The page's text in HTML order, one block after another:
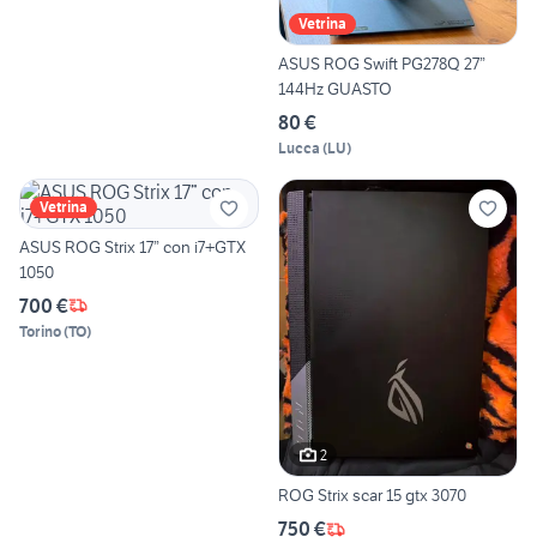
Vetrina
ASUS ROG Swift PG278Q 27”
144Hz GUASTO
80 €
Lucca (LU)
Vetrina
ASUS ROG Strix 17” con i7+GTX
1050
700 €
Torino(TO)
2
ROG Strix scar 15 gtx 3070
750 €